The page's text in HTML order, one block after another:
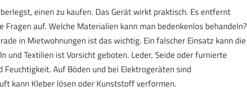
einen zu kaufen. Das Gerät wirkt praktisch. Es entfernt
Fragen auf. Welche Materialien kann man bedenkenlos behandeln?
in Mietwohnungen ist das wichtig. Ein falscher Einsatz kann die
und Textilien ist Vorsicht geboten. Leder, Seide oder furnierte
Auf Böden und bei Elektrogeräten sind
kann Kleber lösen oder Kunststoff verformen.